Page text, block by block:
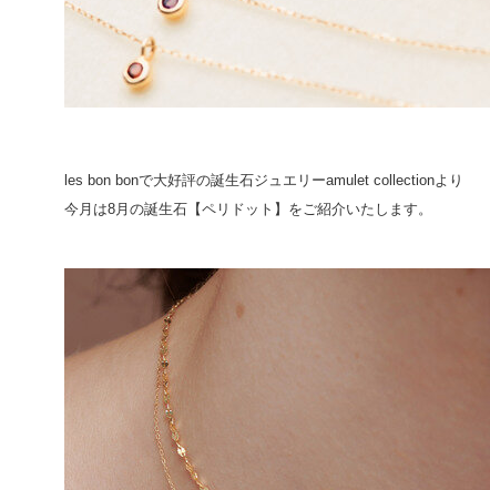
les bon bonで大好評の誕生石ジュエリーamulet collectionより
今月は8月の誕生石【ペリドット】をご紹介いたします。